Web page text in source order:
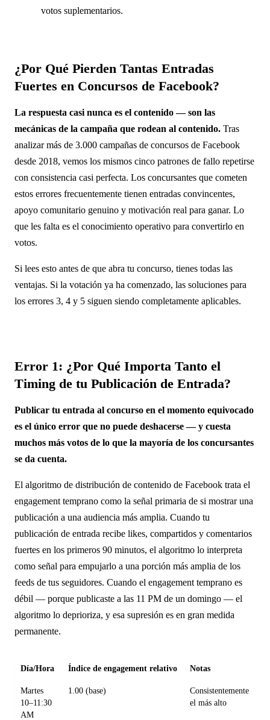
votos suplementarios.
¿Por Qué Pierden Tantas Entradas
Fuertes en Concursos de Facebook?
La respuesta casi nunca es el contenido — son las
mecánicas de la campaña que rodean al contenido. Tras
analizar más de 3.000 campañas de concursos de Facebook
desde 2018, vemos los mismos cinco patrones de fallo repetirse
con consistencia casi perfecta. Los concursantes que cometen
estos errores frecuentemente tienen entradas convincentes,
apoyo comunitario genuino y motivación real para ganar. Lo
que les falta es el conocimiento operativo para convertirlo en
votos.
Si lees esto antes de que abra tu concurso, tienes todas las
ventajas. Si la votación ya ha comenzado, las soluciones para
los errores 3, 4 y 5 siguen siendo completamente aplicables.
Error 1: ¿Por Qué Importa Tanto el
Timing de tu Publicación de Entrada?
Publicar tu entrada al concurso en el momento equivocado
es el único error que no puede deshacerse — y cuesta
muchos más votos de lo que la mayoría de los concursantes
se da cuenta.
El algoritmo de distribución de contenido de Facebook trata el
engagement temprano como la señal primaria de si mostrar una
publicación a una audiencia más amplia. Cuando tu
publicación de entrada recibe likes, compartidos y comentarios
fuertes en los primeros 90 minutos, el algoritmo lo interpreta
como señal para empujarlo a una porción más amplia de los
feeds de tus seguidores. Cuando el engagement temprano es
débil — porque publicaste a las 11 PM de un domingo — el
algoritmo lo deprioriza, y esa supresión es en gran medida
permanente.
Día/Hora Índice de engagement relativo Notas
Martes
10–11:30
AM
1.00 (base)
Consistentemente
el más alto